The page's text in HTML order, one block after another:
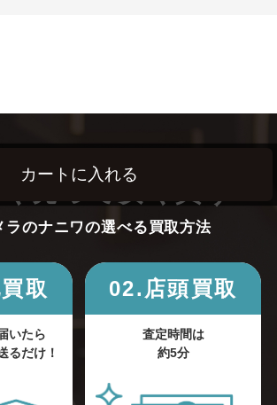
カートに入れる
く売って安く買う！
ラのナニワの選べる買取方法
取
いたら
るだけ！
02.店頭買取
査定時間は
約5分